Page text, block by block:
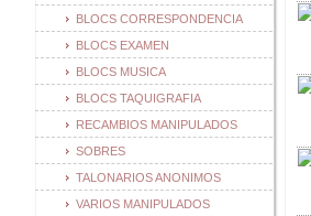
BLOCS CORRESPONDENCIA
BLOCS EXAMEN
BLOCS MUSICA
BLOCS TAQUIGRAFIA
RECAMBIOS MANIPULADOS
SOBRES
TALONARIOS ANONIMOS
VARIOS MANIPULADOS